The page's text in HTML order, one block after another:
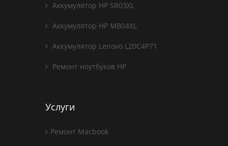
Аккумулятор HP SR03XL
Аккумулятор HP MB04XL
Аккумулятор Lenovo L20C4P71
Ремонт ноутбуков HP
Услуги
Ремонт Macbook